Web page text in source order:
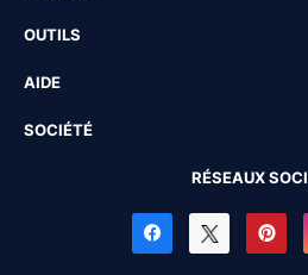
OUTILS
AIDE
SOCIÉTÉ
RÉSEAUX